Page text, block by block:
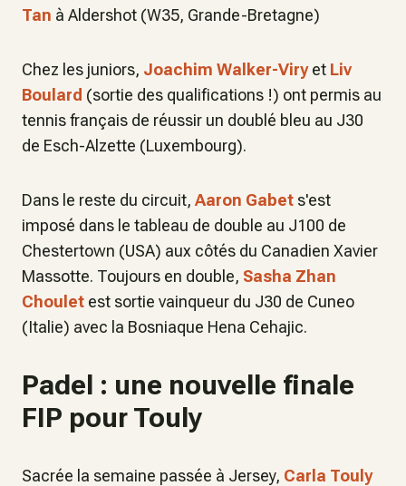
Tan à Aldershot (W35, Grande-Bretagne)
Chez les juniors, Joachim Walker-Viryet Liv
Boulard (sortie des qualifications !) ont permis au
tennis français de réussir un doublé bleu au J30
de Esch-Alzette (Luxembourg).
Dans le reste du circuit, Aaron Gabet s'est
imposé dans le tableau de double au J100 de
Chestertown (USA) aux côtés du Canadien Xavier
Massotte. Toujours en double, Sasha Zhan
Choulet est sortie vainqueur du J30 de Cuneo
(Italie) avec la Bosniaque Hena Cehajic.
Padel : une nouvelle finale
FIP pour Touly
Sacrée la semaine passée à Jersey, Carla Touly